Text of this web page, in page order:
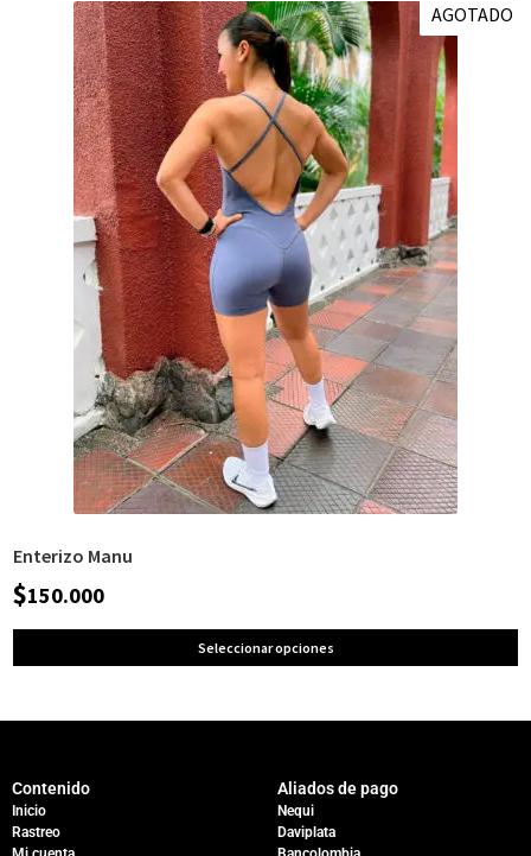
AGOTADO
Enterizo Manu
$150.000
Seleccionar opciones
Contenido
Inicio
Rastreo
Aliados de pago
Nequi
Daviplata